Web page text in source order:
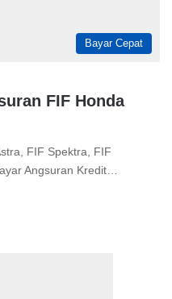
Bayar Cepat
FIF Honda
FIF Spektra, FIF
Angsuran Kredit…